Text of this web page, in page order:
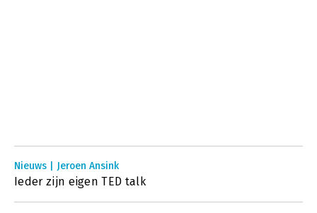
Nieuws | Jeroen Ansink
Ieder zijn eigen TED talk